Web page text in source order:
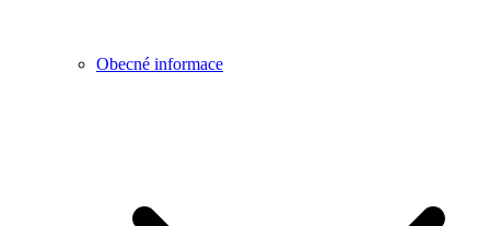
Obecné informace